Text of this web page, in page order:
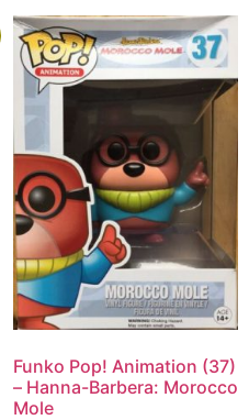
Funko Pop! Animation (37)
– Hanna-Barbera: Morocco
Mole